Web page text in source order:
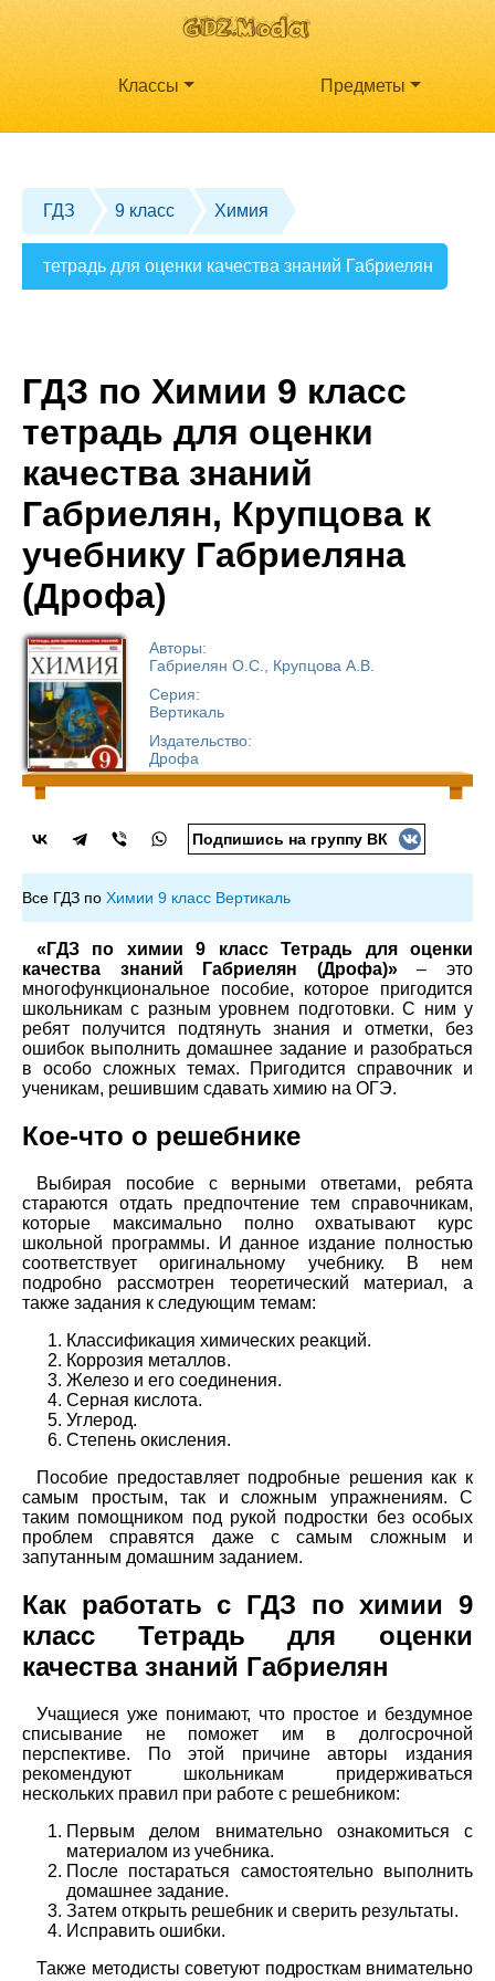
Классы Предметы
ГДЗ 9 класс Химия
тетрадь для оценки качества знаний Габриелян
ГДЗ по Химии 9 класс
тетрадь для оценки
качества знаний
Габриелян, Крупцова к
учебнику Габриеляна
(Дрофа)
Авторы:
Габриелян О.С., Крупцова А.В.
Серия:
Вертикаль
Издательство:
Дрофа
Подпишись на группу ВК
Все ГДЗ по Химии 9 класс Вертикаль
«ГДЗ по химии 9 класс Тетрадь для оценки
качества знаний Габриелян (Дрофа)»– это
многофункциональное пособие, которое пригодится
школьникам с разным уровнем подготовки. С ним у
ребят получится подтянуть знания и отметки, без
ошибок выполнить домашнее задание и разобраться
в особо сложных темах. Пригодится справочник и
ученикам, решившим сдавать химию на ОГЭ.
Кое-что о решебнике
Выбирая пособие с верными ответами, ребята
стараются отдать предпочтение тем справочникам,
которые максимально полно охватывают курс
школьной программы. И данное издание полностью
соответствует оригинальному учебнику. В нем
подробно рассмотрен теоретический материал, а
также задания к следующим темам:
Классификация химических реакций.
Коррозия металлов.
Железо и его соединения.
Серная кислота.
Углерод.
Степень окисления.
Пособие предоставляет подробные решения как к
самым простым, так и сложным упражнениям. С
таким помощником под рукой подростки без особых
проблем справятся даже с самым сложным и
запутанным домашним заданием.
Как работать с ГДЗ по химии 9
класс Тетрадь для оценки
качества знаний Габриелян
Учащиеся уже понимают, что простое и бездумное
списывание не поможет им в долгосрочной
перспективе. По этой причине авторы издания
рекомендуют школьникам придерживаться
нескольких правил при работе с решебником:
Первым делом внимательно ознакомиться с
материалом из учебника.
После постараться самостоятельно выполнить
домашнее задание.
Затем открыть решебник и сверить результаты.
Исправить ошибки.
Также методисты советуют подросткам внимательно